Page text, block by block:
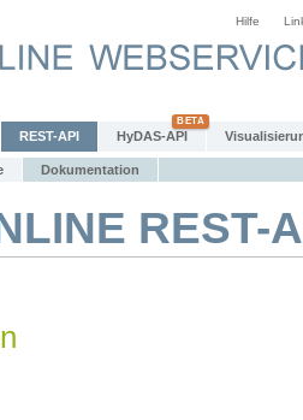
Hilfe
REST-API HyDAS-API
Dokumentation